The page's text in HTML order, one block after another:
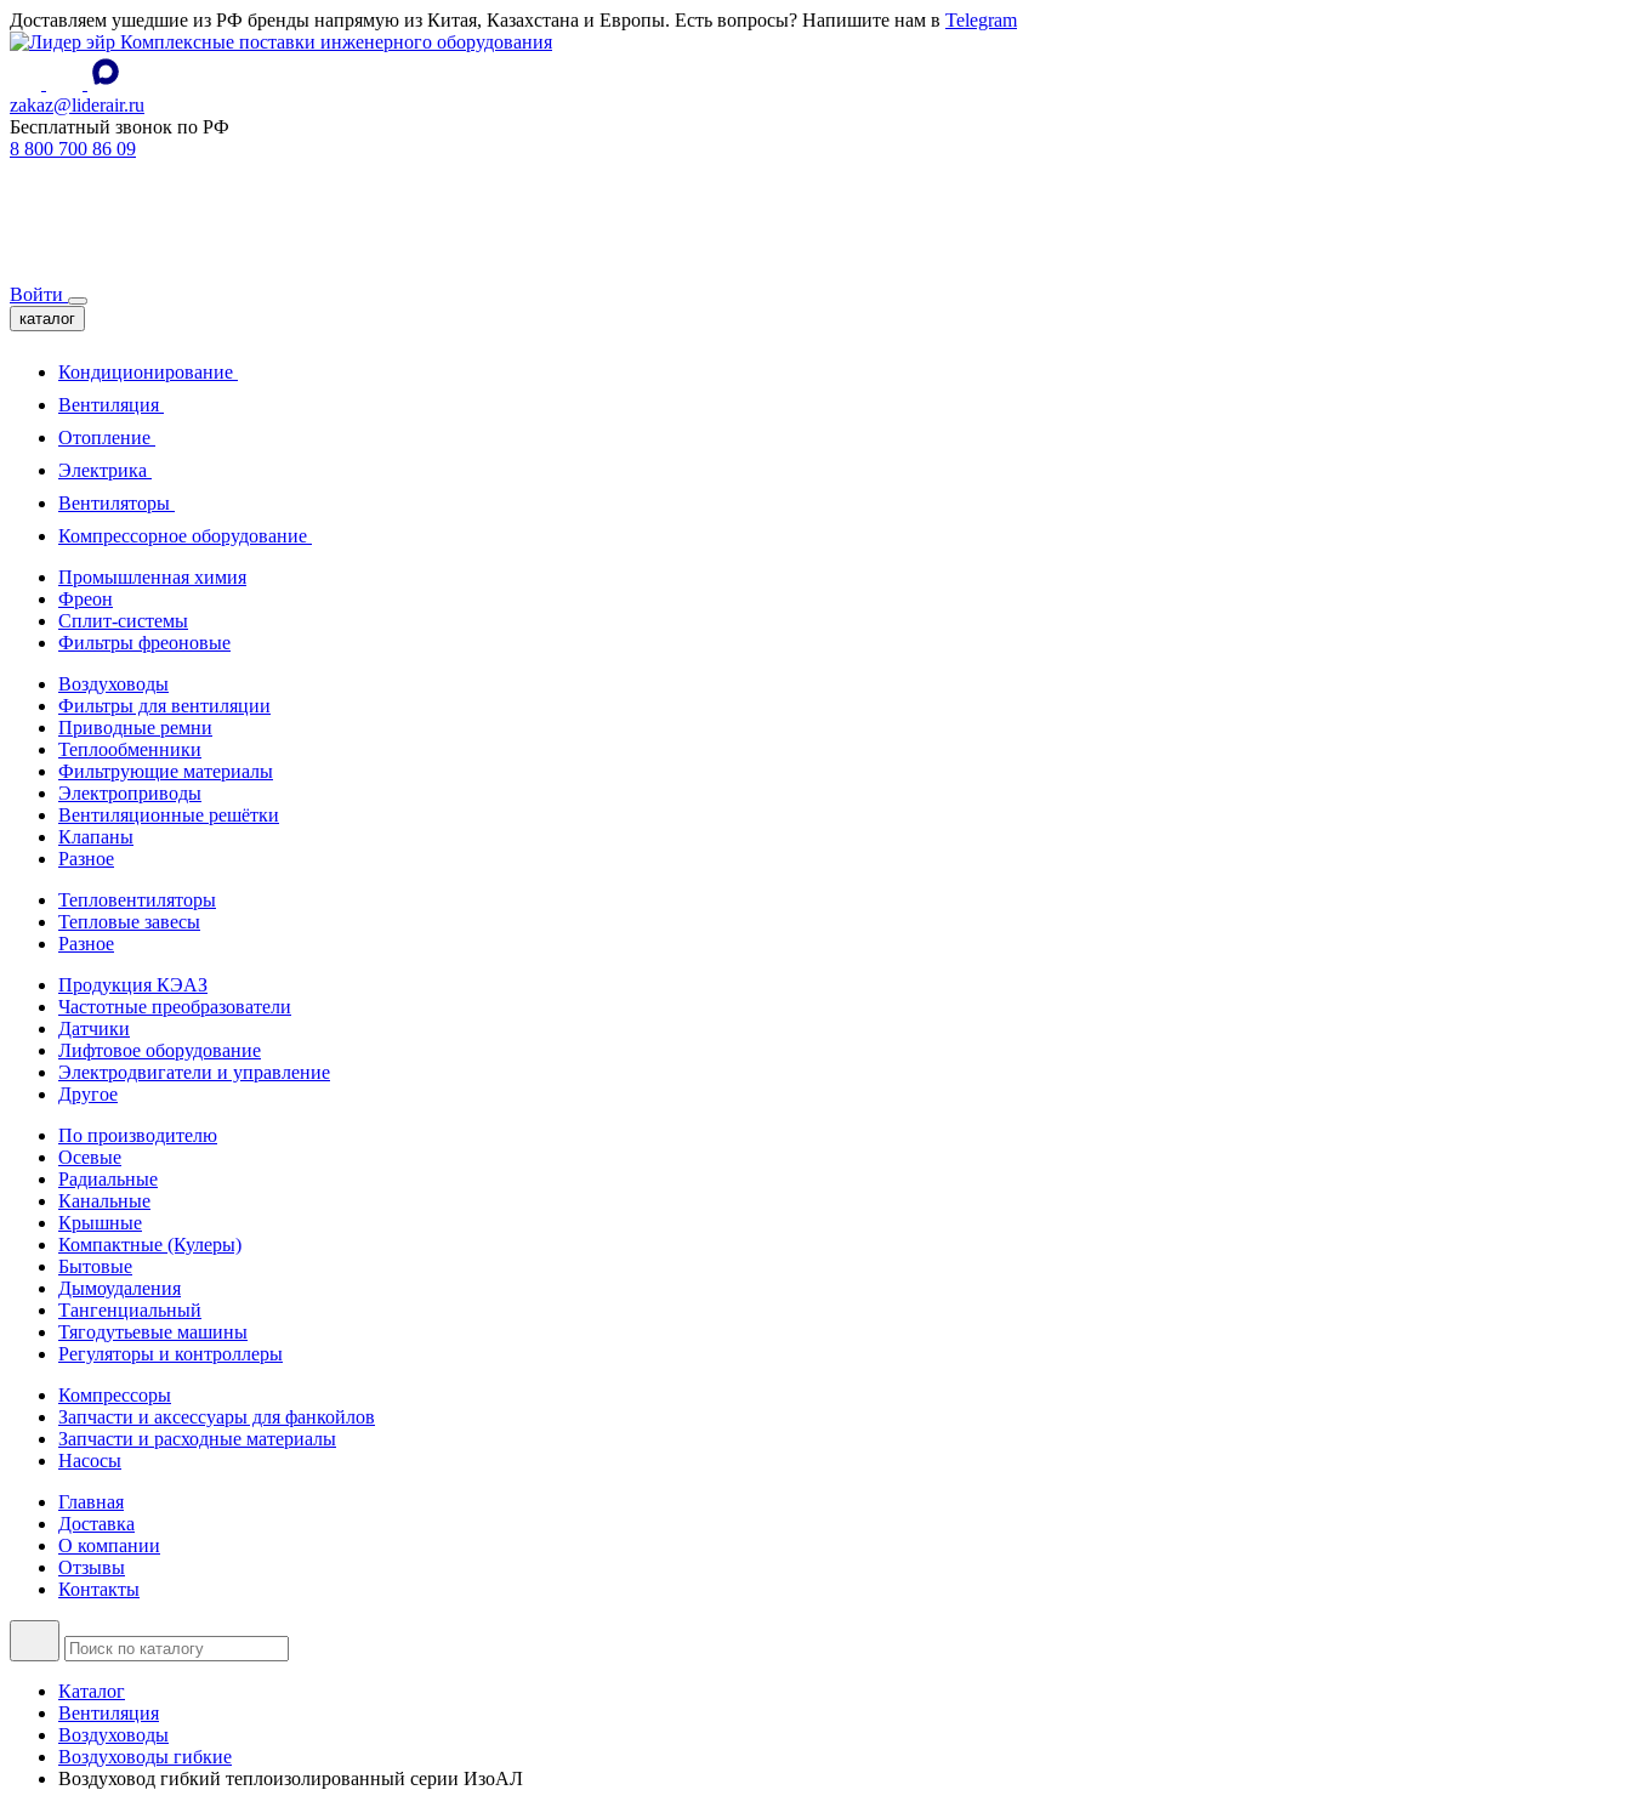
Доставляем ушедшие из РФ бренды напрямую из Китая, Казахстана и Европы. Есть вопросы? Напишите нам в Telegram
Комплексные поставки инженерного оборудования
zakaz@liderair.ru
Бесплатный звонок по РФ
8 800 700 86 09
Войти
каталог
Кондиционирование
Вентиляция
Отопление
Электрика
Вентиляторы
Компрессорное оборудование
Промышленная химия
Фреон
Сплит-системы
Фильтры фреоновые
Воздуховоды
Фильтры для вентиляции
Приводные ремни
Теплообменники
Фильтрующие материалы
Электроприводы
Вентиляционные решётки
Клапаны
Разное
Тепловентиляторы
Тепловые завесы
Разное
Продукция КЭАЗ
Частотные преобразователи
Датчики
Лифтовое оборудование
Электродвигатели и управление
Другое
По производителю
Осевые
Радиальные
Канальные
Крышные
Компактные (Кулеры)
Бытовые
Дымоудаления
Тангенциальный
Тягодутьевые машины
Регуляторы и контроллеры
Компрессоры
Запчасти и аксессуары для фанкойлов
Запчасти и расходные материалы
Насосы
Главная
Доставка
О компании
Отзывы
Контакты
Каталог
Вентиляция
Воздуховоды
Воздуховоды гибкие
Воздуховод гибкий теплоизолированный серии ИзоАЛ